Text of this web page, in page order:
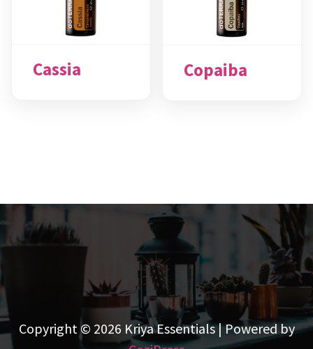
Cassia Copaiba
Copyright © 2026 Kriya Essentials | Powered by